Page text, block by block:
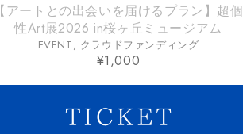
【アートとの出会いを届けるプラン】超個
性Art展2026 in桜ヶ丘ミュージアム
EVENT, クラウドファンディング
¥1,000